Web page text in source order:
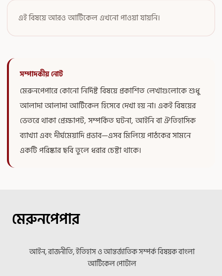
এই বিষয়ে আরও আর্টিকেল এখনো পাওয়া যায়নি।
সম্পাদকীয় নোট
মেরুনপেপারে কোনো নির্দিষ্ট বিষয়ে প্রকাশিত লেখাগুলোকে শুধু
আলাদা আলাদা আর্টিকেল হিসেবে দেখা হয় না। একই বিষয়ের
ভেতরে থাকা প্রেক্ষাপট, সম্পর্কিত ঘটনা, আইনি বা ঐতিহাসিক
ব্যাখ্যা এবং দীর্ঘমেয়াদি প্রভাব—এসব মিলিয়ে পাঠকের সামনে
একটি পরিষ্কার ছবি তুলে ধরার চেষ্টা থাকে।
মেরুনপেপার
আইন, রাজনীতি, ইতিহাস ও আন্তর্জাতিক সম্পর্ক বিষয়ক বাংলা
আর্টিকেল পোর্টাল